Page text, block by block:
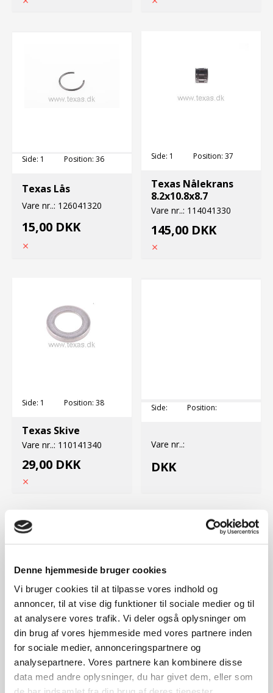
Denne hjemmeside bruger cookies
Vi bruger cookies til at tilpasse vores indhold og
annoncer, til at vise dig funktioner til sociale medier og til
at analysere vores trafik. Vi deler også oplysninger om
din brug af vores hjemmeside med vores partnere inden
for sociale medier, annonceringspartnere og
analysepartnere. Vores partnere kan kombinere disse
data med andre oplysninger, du har givet dem, eller som
Side: 1 Position: 36
Texas Lås
Vare nr..: 126041320
15,00 DKK
Side: 1 Position: 37
Texas Nålekrans
8.2x10.8x8.7
Vare nr..: 114041330
145,00 DKK
Side: 1 Position: 38
Texas Skive
Vare nr..: 110141340
29,00 DKK
Side: Position:
Vare nr..:
DKK
Side: 1 Position:40
Texas Flangemøtrik
med løs skive og
fingevind M8x1
Side:1 Position:41
Texas Not
halvcirkel
M3x3.7x9.3